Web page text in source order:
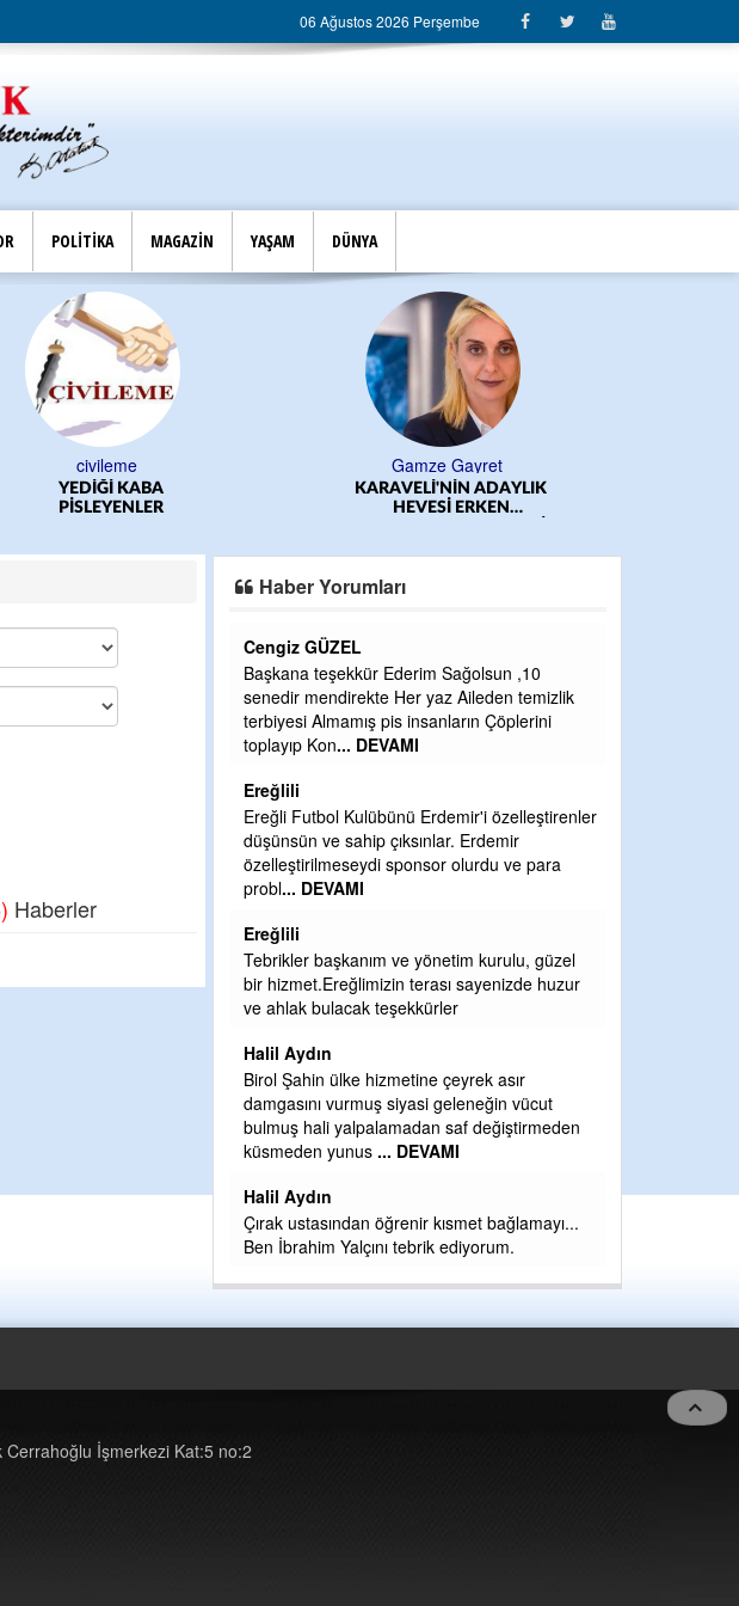
06 Ağustos 2026 Perşembe
POLİTİKA MAGAZİN YAŞAM DÜNYA
civileme
YEDİĞİ KABA
PİSLEYENLER
Gamze Gayret
KARAVELİ'NİN ADAYLIK
HEVESİ ERKEN
Haberler
Haber Yorumları
Cengiz GÜZEL
Başkana teşekkür Ederim Sağolsun ,10
senedir mendirekte Her yaz Aileden temizlik
terbiyesi Almamış pis insanların Çöplerini
toplayıp Kon... DEVAMI
Ereğlili
Ereğli Futbol Kulübünü Erdemir'i özelleştirenler
düşünsün ve sahip çıksınlar. Erdemir
özelleştirilmeseydi sponsor olurdu ve para
probl... DEVAMI
Ereğlili
Tebrikler başkanım ve yönetim kurulu, güzel
bir hizmet.Ereğlimizin terası sayenizde huzur
ve ahlak bulacak teşekkürler
Halil Aydın
Birol Şahin ülke hizmetine çeyrek asır
damgasını vurmuş siyasi geleneğin vücut
bulmuş hali yalpalamadan saf değiştirmeden
küsmeden yunus ... DEVAMI
Halil Aydın
Çırak ustasından öğrenir kısmet bağlamayı...
Ben İbrahim Yalçını tebrik ediyorum.
İşmerkezi Kat:5 no:2